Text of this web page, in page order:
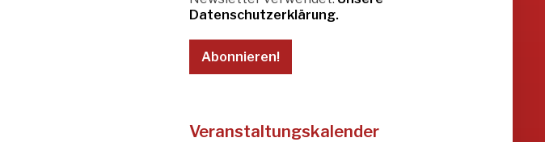
Datenschutzerklärung.
Veranstaltungskalender